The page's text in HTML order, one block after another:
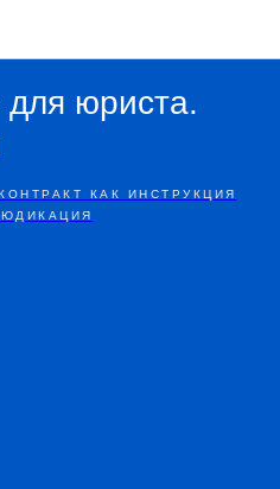
юриста.
КАК ИНСТРУКЦИЯ